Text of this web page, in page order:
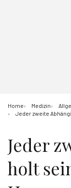
Home Medizin
Jeder zweite
Jeder
holt